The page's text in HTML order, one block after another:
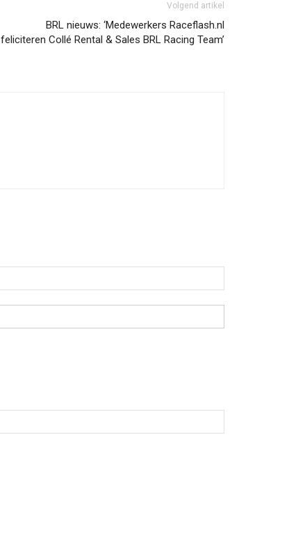
Volgend artikel
BRL nieuws: ‘Medewerkers Raceflash.nl
feliciteren Collé Rental & Sales BRL Racing Team’